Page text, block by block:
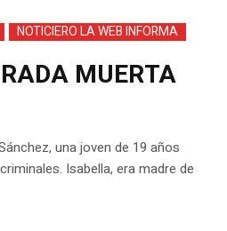
NOTICIERO LA WEB INFORMA
MUERTA
una joven de 19 años
Isabella, era madre de